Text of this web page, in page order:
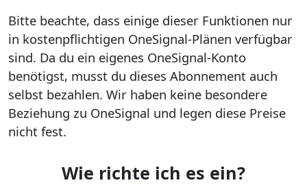
Bitte beachte, dass einige dieser Funktionen nur
in kostenpflichtigen OneSignal-Plänen verfügbar
sind. Da du ein eigenes OneSignal-Konto
benötigst, musst du dieses Abonnement auch
selbst bezahlen. Wir haben keine besondere
Beziehung zu OneSignal und legen diese Preise
nicht fest.
Wie richte ich es ein?